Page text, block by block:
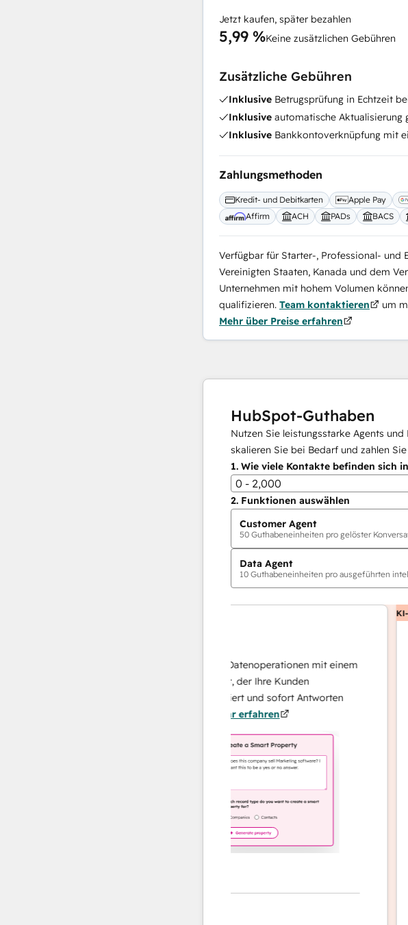
Jetzt kaufen, später bezahlen
5,99 %Keine zusätzlichen Gebühren
Zusätzliche Gebühren
Inklusive Betrugsprüfung in Echtzeit
Inklusive automatische Aktualisierung
Inklusive Bankkontoverknüpfung mit
Zahlungsmethoden
Kredit- und Debitkarten Apple Pay
Affirm
ACH PADs BACS
Verfügbar für Starter-, Professional- und
Vereinigten Staaten, Kanada und dem
Unternehmen mit hohem Volumen
qualifizieren. Team kontaktieren
um
Mehr über Preise erfahren
HubSpot-Guthaben
Nutzen Sie leistungsstarke Agents
skalieren Sie bei Bedarf und zahlen
1. Wie viele Kontakte befinden sich
0 - 2,000
2. Funktionen auswählen
Customer Agent
50 Guthabeneinheiten pro gelöster
Data Agent
10 Guthabeneinheiten pro ausgeführten
Skalieren Sie Ihrer Datenoperationen mit einem
KI-gestützten Agent, der Ihre Kunden
recherchiert, analysiert und sofort Antworten
Mehr erfahren
KI-